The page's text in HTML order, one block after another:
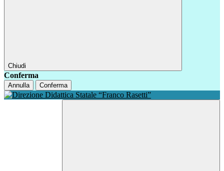
Chiudi
Conferma
Annulla Conferma